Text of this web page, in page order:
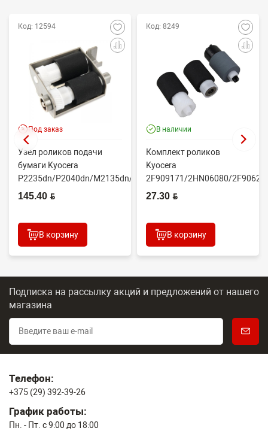
Код: 12594
Под заказ
Узел роликов подачи
бумаги Kyocera
P2235dn/P2040dn/M2135dn/M2635dn/M2735dw/M2040dn
(O...
145.40 BYN
В корзину
Код: 8249
В наличии
Комплект роликов
Kyocera
2F909171/2HN06080/
(CET7806)
27.30 BYN
В корзину
Подписка на рассылку акций и предложений от нашего
магазина
Телефон:
+375 (29) 392-39-26
График работы:
Пн. - Пт. с 9:00 до 18:00